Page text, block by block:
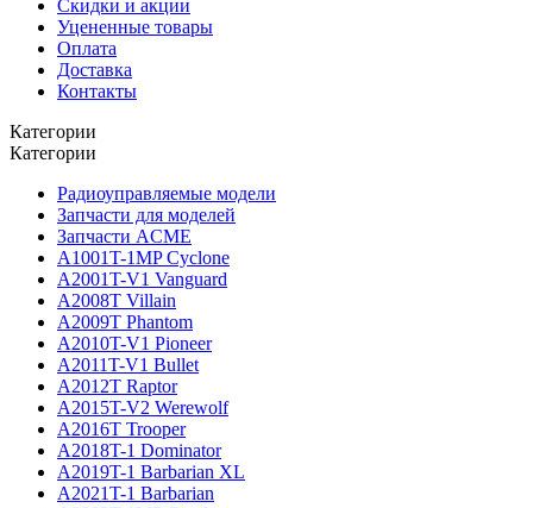
Скидки и акции
Уцененные товары
Оплата
Доставка
Контакты
Категории
Категории
Радиоуправляемые модели
Запчасти для моделей
Запчасти ACME
A1001T-1MP Cyclone
A2001T-V1 Vanguard
A2008T Villain
A2009T Phantom
A2010T-V1 Pioneer
A2011T-V1 Bullet
A2012T Raptor
A2015T-V2 Werewolf
A2016T Trooper
A2018T-1 Dominator
A2019T-1 Barbarian XL
A2021T-1 Barbarian